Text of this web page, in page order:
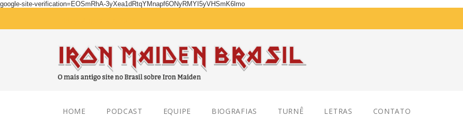
google-site-verification=EOSmRhA-3yXea1dRtqYMnapf6ONyRMYI5yVHSmK6lmo
HOME PODCAST EQUIPE BIOGRAFIAS TURNÊ LETRAS CONTATO